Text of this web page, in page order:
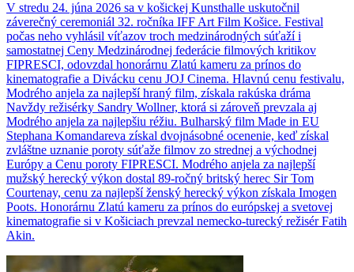
V stredu 24. júna 2026 sa v košickej Kunsthalle uskutočnil
záverečný ceremoniál 32. ročníka IFF Art Film Košice. Festival
počas neho vyhlásil víťazov troch medzinárodných súťaží i
samostatnej Ceny Medzinárodnej federácie filmových kritikov
FIPRESCI, odovzdal honorárnu Zlatú kameru za prínos do
kinematografie a Divácku cenu JOJ Cinema. Hlavnú cenu festivalu,
Modrého anjela za najlepší hraný film, získala rakúska dráma
Navždy režisérky Sandry Wollner, ktorá si zároveň prevzala aj
Modrého anjela za najlepšiu réžiu. Bulharský film Made in EU
Stephana Komandareva získal dvojnásobné ocenenie, keď získal
zvláštne uznanie poroty súťaže filmov zo strednej a východnej
Európy a Cenu poroty FIPRESCI. Modrého anjela za najlepší
mužský herecký výkon dostal 89-ročný britský herec Sir Tom
Courtenay, cenu za najlepší ženský herecký výkon získala Imogen
Poots. Honorárnu Zlatú kameru za prínos do európskej a svetovej
kinematografie si v Košiciach prevzal nemecko-turecký režisér Fatih
Akin.